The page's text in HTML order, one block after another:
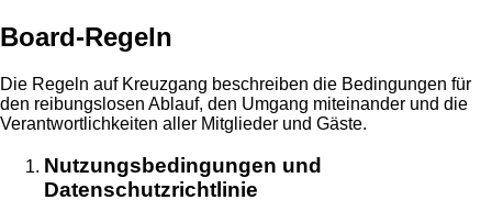
Board-Regeln
Die Regeln auf Kreuzgang beschreiben die Bedingungen für
den reibungslosen Ablauf, den Umgang miteinander und die
Verantwortlichkeiten aller Mitglieder und Gäste.
Nutzungsbedingungen und
Datenschutzrichtlinie